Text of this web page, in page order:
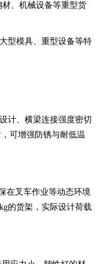
材、机械设备等重型货
型模具、重型设备等特
计、横梁连接强度密切
可增强防锈与耐低温
在叉车作业等动态环境
的货架，实际设计荷载